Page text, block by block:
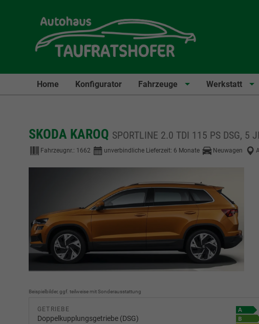
Home Konfigurator Fahrzeuge Werkstatt
SKODA KAROQ SPORTLINE 2.0 TDI 115 PS DSG, 5
Fahrzeugnr.: 1662 unverbindliche Lieferzeit: 6 Monate Neuwagen
Beispielbilder, ggf. teilweise mit Sonderausstattung
GETRIEBE
Doppelkupplungsgetriebe (DSG)